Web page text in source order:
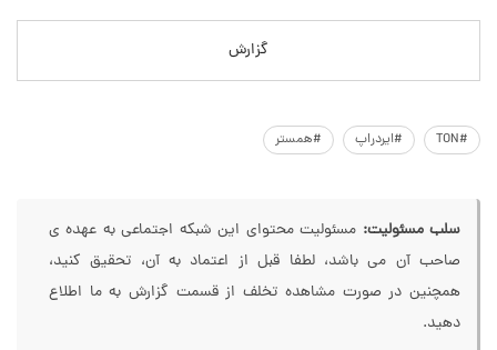
گزارش
#TON #ایردراپ #همستر
سلب مسئولیت: مسئولیت محتوای این شبکه اجتماعی به عهده ی
صاحب آن می باشد، لطفا قبل از اعتماد به آن، تحقیق کنید،
همچنین در صورت مشاهده تخلف از قسمت گزارش به ما اطلاع
دهید.